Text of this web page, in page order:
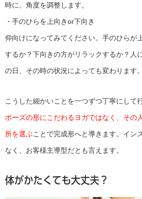
時に、角度を調整します。
・手のひらを上向きor下向き
仰向けになってみてください。手のひらが
するか？下向きの方がリラックするか？人
の日、その時の状況によっても変わります。
こうした細かいことを一つずつ丁寧にして
ポーズの形にこだわるヨガではなく、その
所を選ぶことで完成形へと導きます。イン
なく、お客様主導型だとも言えます。
体がかたくても大丈夫？